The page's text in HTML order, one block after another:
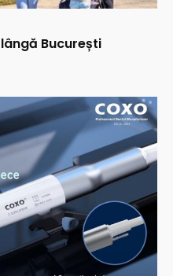
București